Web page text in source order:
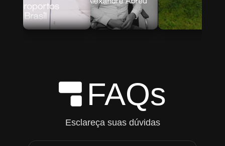
FAQs
Esclareça suas dúvidas